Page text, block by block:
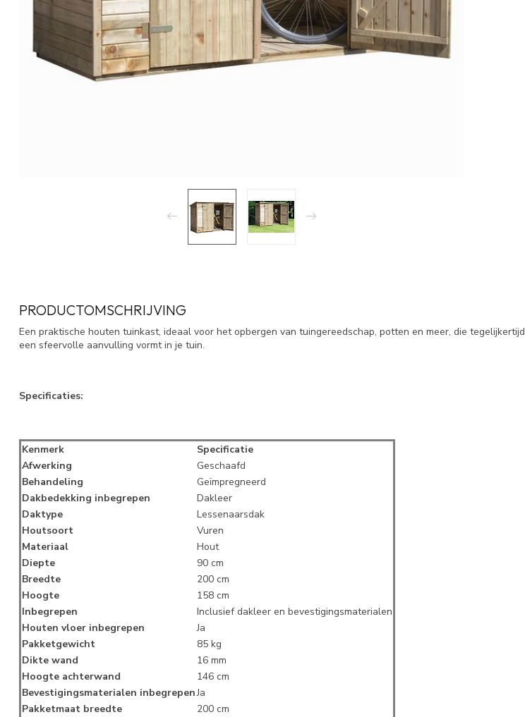
PRODUCTOMSCHRIJVING
Een praktische houten tuinkast, ideaal voor het opbergen van tuingereedschap, potten en meer, die tegelijkertijd
een sfeervolle aanvulling vormt in je tuin.
Specificaties:
Kenmerk
Specificatie
Afwerking
Geschaafd
Behandeling
Geïmpregneerd
Dakbedekking inbegrepen
Dakleer
Daktype
Lessenaarsdak
Houtsoort
Vuren
Materiaal
Hout
Diepte
90 cm
Breedte
200 cm
Hoogte
158 cm
Inbegrepen
Inclusief dakleer en bevestigingsmaterialen
Houten vloer inbegrepen
Ja
Pakketgewicht
85 kg
Dikte wand
16 mm
Hoogte achterwand
146 cm
Bevestigingsmaterialen inbegrepenJa
Pakketmaat breedte
200 cm